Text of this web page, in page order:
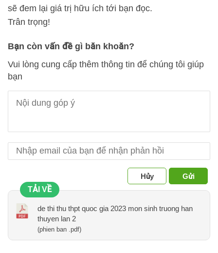
sẽ đem lại giá trị hữu ích tới bạn đọc.
Trân trọng!
Bạn còn vấn đề gì băn khoăn?
Vui lòng cung cấp thêm thông tin để chúng tôi giúp
bạn
Hủy
Gửi
TẢI VỀ
de thi thu thpt quoc gia 2023 mon sinh truong han
thuyen lan 2
(phien ban .pdf)